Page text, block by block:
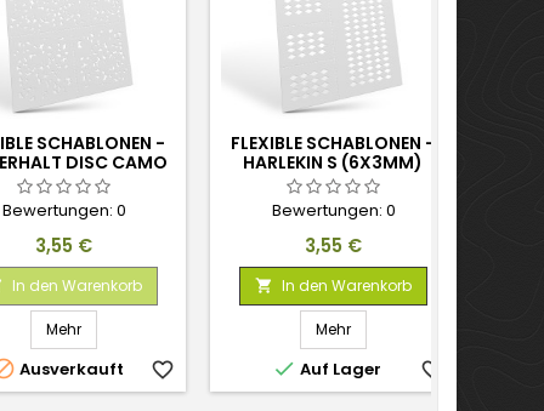
SCHABLONEN -
DISC CAMO
(VERSCHIEDENE
GRÖSSEN)
Bewertungen: 0
Preis
3,55 €
In den Warenkorb
Mehr
Ausverkauft favorite_border
FLEXIBLE SCHABLONEN -
HARLEKIN S (6X3MM)
Bewertungen: 0
Preis
3,55 €
 In den Warenkorb
Mehr
 Auf Lager favorite_border